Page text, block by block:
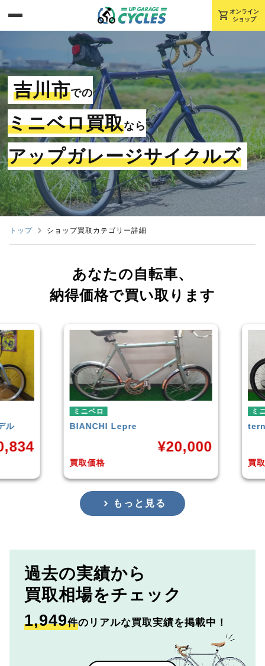
shopping_cart オンライン
ショップ
吉川市での
ミニベロ買取なら
アップガレージサイクルズ
トップ ショップ買取カテゴリー詳細
あなたの自転車、
納得価格で買い取ります
ミニベロ
ternSURGE 2021年モデル
買取価格
¥33,249
ミ
買
もっと見る
過去の実績から
買取相場をチェック
1,949件のリアルな買取実績を掲載中！